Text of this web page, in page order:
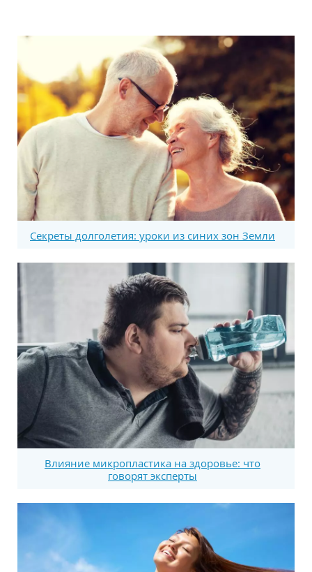
Секреты долголетия: уроки из синих зон Земли
Влияние микропластика на здоровье: что
говорят эксперты